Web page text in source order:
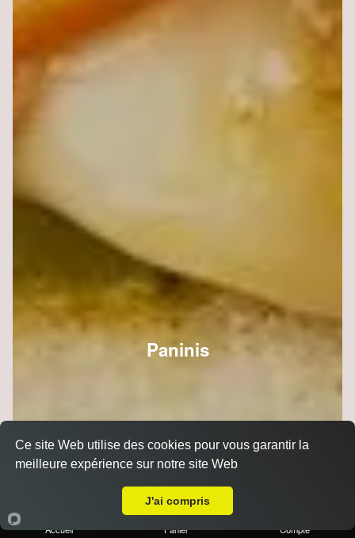
Paninis
Accueil Panier Compte
Ce site Web utilise des cookies pour vous garantir la
meilleure expérience sur notre site Web
J'ai compris